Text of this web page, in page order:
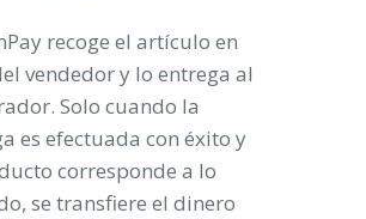
recoge el artículo en
vendedor y lo entrega al
Solo cuando la
es efectuada con éxito y
corresponde a lo
se transfiere el dinero